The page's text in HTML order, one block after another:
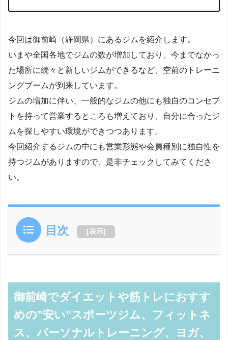
今回は御前崎（静岡県）にあるジムを紹介します。
いまや全国各地でジムの数が増加しており、今までなかっ
た場所に続々と新しいジムができるなど、空前のトレーニ
ングブームが到来しています。
ジムの増加に伴い、一般的なジムの他にも独自のコンセプ
トを持って営業するところも増えており、自分に合ったジ
ムを探しやすい環境ができつつあります。
今回紹介するジムの中にも営業形態や会員種別に独自性を
持つジムがありますので、是非チェックしてみてくださ
い。
目次 [表示]
御前崎でダイエットや筋トレにおすす
めの”安い”スポーツジム、フィットネ
ス、パーソナルトレーニング、ヨガ、